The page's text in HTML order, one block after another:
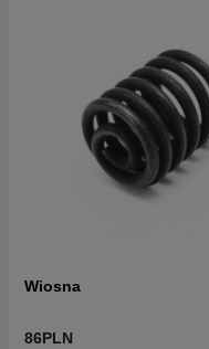
Wiosna
86PLN